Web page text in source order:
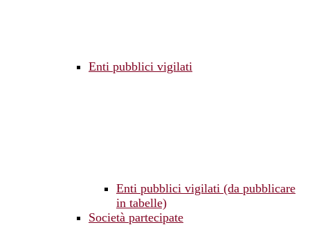
Enti pubblici vigilati
Enti pubblici vigilati (da pubblicare
in tabelle)
Società partecipate